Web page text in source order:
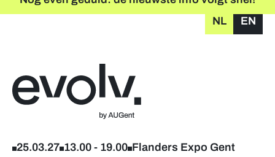
Registreer
Deelnamepakketten
Deelnemende bedrijven
NL
EN
25.03.27 13.00 - 19.00 Flanders Expo Gent